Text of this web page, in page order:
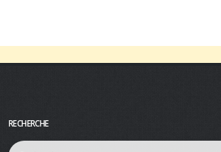
RECHERCHE